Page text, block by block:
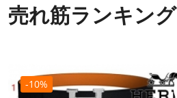
売れ筋ランキング
-10%